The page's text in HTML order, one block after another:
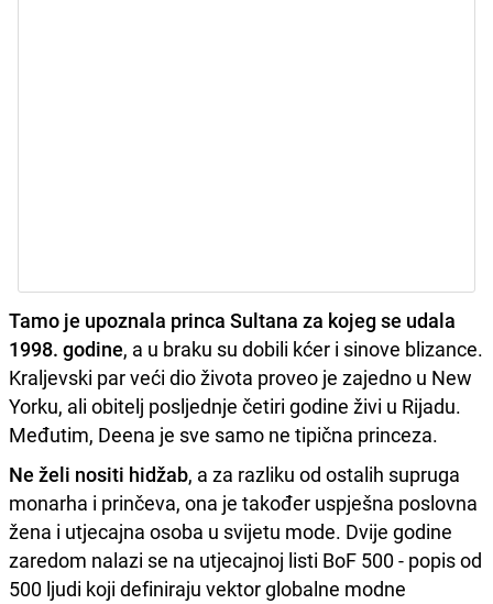
Tamo je upoznala princa Sultana za kojeg se udala
1998. godine, a u braku su dobili kćer i sinove blizance.
Kraljevski par veći dio života proveo je zajedno u New
Yorku, ali obitelj posljednje četiri godine živi u Rijadu.
Međutim, Deena je sve samo ne tipična princeza.
Ne želi nositi hidžab, a za razliku od ostalih supruga
monarha i prinčeva, ona je također uspješna poslovna
žena i utjecajna osoba u svijetu mode. Dvije godine
zaredom nalazi se na utjecajnoj listi BoF 500 - popis od
500 ljudi koji definiraju vektor globalne modne